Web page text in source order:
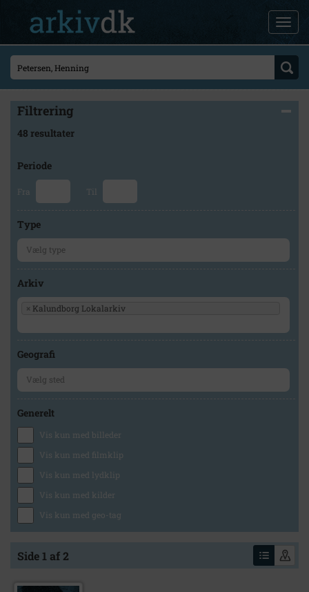
Filtrering
48 resultater
Periode
Fra Til
Type
Arkiv
× Kalundborg Lokalarkiv
Geografi
Generelt
Vis kun med billeder
Vis kun med filmklip
Vis kun med lydklip
Vis kun med kilder
Vis kun med geo-tag
Side 1 af 2